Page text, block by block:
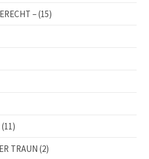
–(15)
(11)
TRAUN (2)